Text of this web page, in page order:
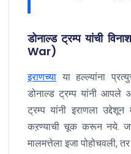
डोनाल्ड ट्रम्प यांची
War)
इराणच्या या हल्ल्यांना
डोनाल्ड ट्रम्प यांनी
ट्रम्प यांनी इराणला
कऱण्याची चूक करून नये. जर
मालमत्तेला इजा पोहोचवली,